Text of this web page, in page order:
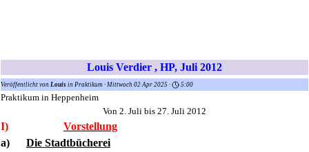
Louis Verdier , HP, Juli 2012
Veröffentlicht von Louis in Praktikum · Mittwoch 02 Apr 2025 · 5:00
Praktikum in Heppenheim
Von 2. Juli bis 27. Juli 2012
I)
Vorstellung
a)
Die Stadtbücherei